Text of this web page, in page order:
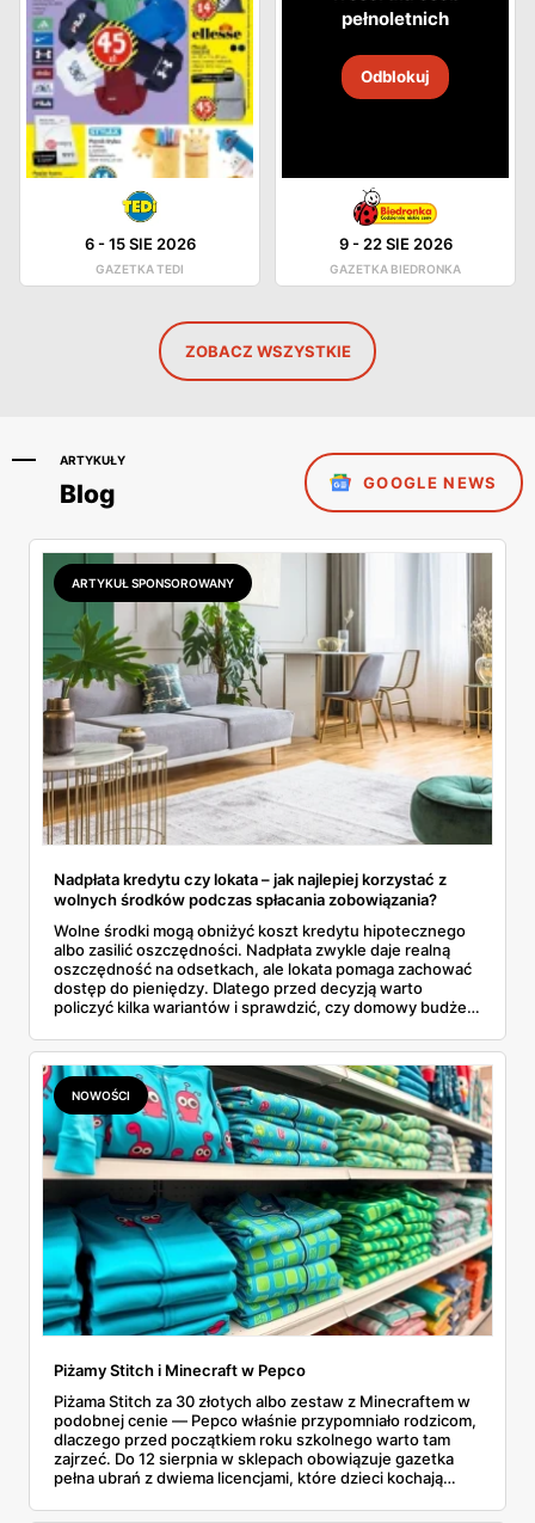
6-15 SIE 2026
GAZETKA TEDI
pełnoletnich
Odblokuj
9- 22 SIE 2026
GAZETKA BIEDRONKA
ZOBACZ WSZYSTKIE
ARTYKUŁY
Blog GOOGLE NEWS
ARTYKUŁ SPONSOROWANY
Nadpłata kredytu czy lokata – jak najlepiej korzystać z
wolnych środków podczas spłacania zobowiązania?
Wolne środki mogą obniżyć koszt kredytu hipotecznego
albo zasilić oszczędności. Nadpłata zwykle daje realną
oszczędność na odsetkach, ale lokata pomaga zachować
dostęp do pieniędzy. Dlatego przed decyzją warto
policzyć kilka wariantów i sprawdzić, czy domowy budżet
NOWOŚCI
Piżamy Stitch i Minecraft w Pepco
Piżama Stitch za 30 złotych albo zestaw z Minecraftem w
podobnej cenie — Pepco właśnie przypomniało rodzicom,
dlaczego przed początkiem roku szkolnego warto tam
zajrzeć. Do 12 sierpnia w sklepach obowiązuje gazetka
pełna ubrań z dwiema licencjami, które dzieci kochają
ceny z Sinsay, Reserved i H&M. I powiem szczerze: